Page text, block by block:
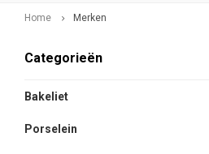
Home Merken
Categorieën
Bakeliet
Porselein